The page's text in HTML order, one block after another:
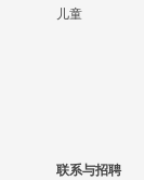
儿童
联系与招聘